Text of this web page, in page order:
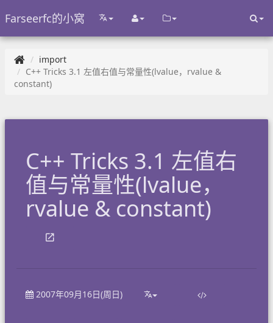
Farseerfc的小窝
import
C++ Tricks 3.1 左值右值与常量性(lvalue，rvalue &
constant)
C++ Tricks 3.1 左值右
值与常量性(lvalue，
rvalue & constant)
2007年09月16日(周日)